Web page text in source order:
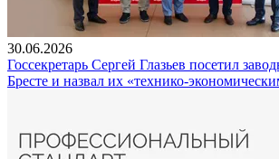
30.06.2026
Госсекретарь Сергей Глазьев посетил
Бресте и назвал их «технико-